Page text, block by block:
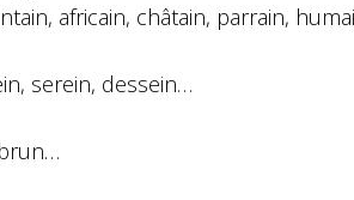
africain, châtain, parrain,
serein, dessein…